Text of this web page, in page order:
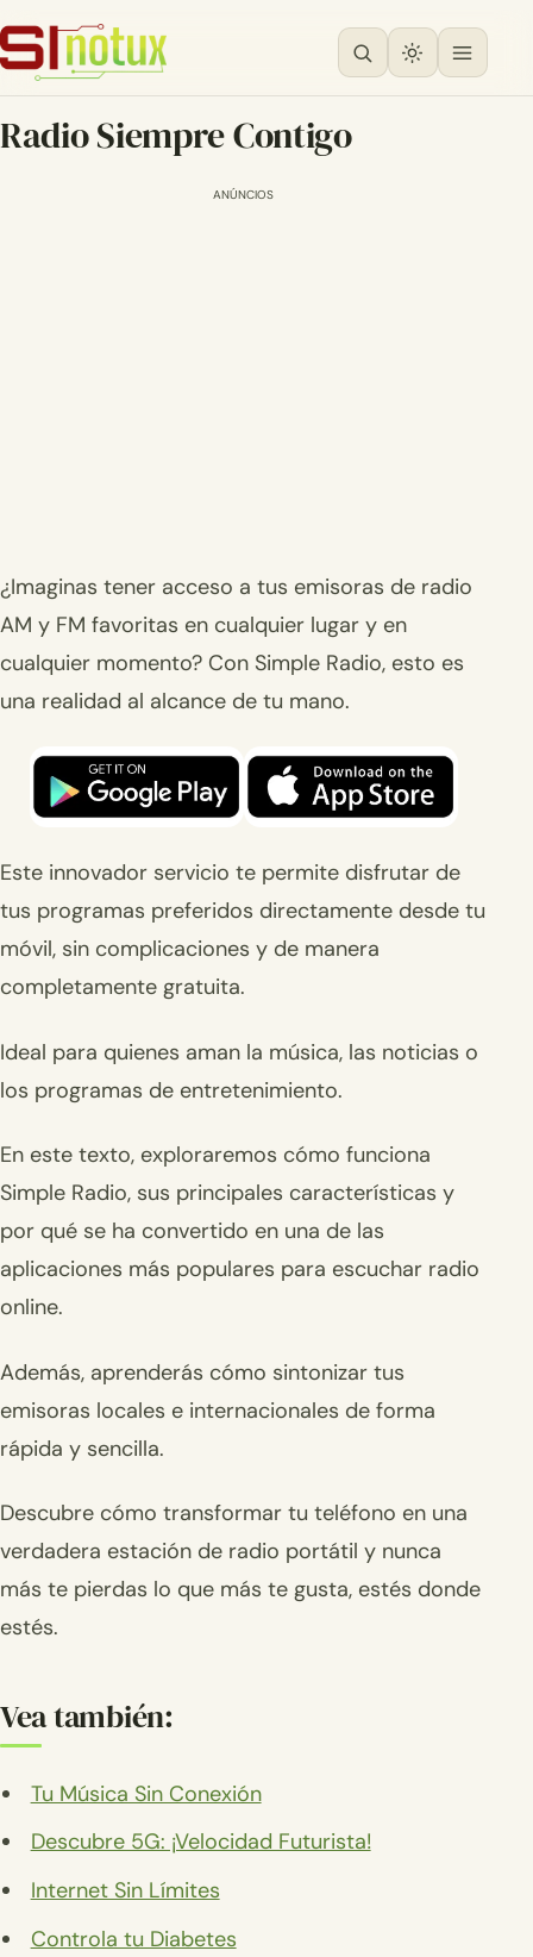
Radio Siempre Contigo
ANÚNCIOS
¿Imaginas tener acceso a tus emisoras de radio
AM y FM favoritas en cualquier lugar y en
cualquier momento? Con Simple Radio, esto es
una realidad al alcance de tu mano.
Este innovador servicio te permite disfrutar de
tus programas preferidos directamente desde tu
móvil, sin complicaciones y de manera
completamente gratuita.
Ideal para quienes aman la música, las noticias o
los programas de entretenimiento.
En este texto, exploraremos cómo funciona
Simple Radio, sus principales características y
por qué se ha convertido en una de las
aplicaciones más populares para escuchar radio
online.
Además, aprenderás cómo sintonizar tus
emisoras locales e internacionales de forma
rápida y sencilla.
Descubre cómo transformar tu teléfono en una
verdadera estación de radio portátil y nunca
más te pierdas lo que más te gusta, estés donde
estés.
Vea también:
Tu Música Sin Conexión
Descubre 5G: ¡Velocidad Futurista!
Internet Sin Límites
Controla tu Diabetes